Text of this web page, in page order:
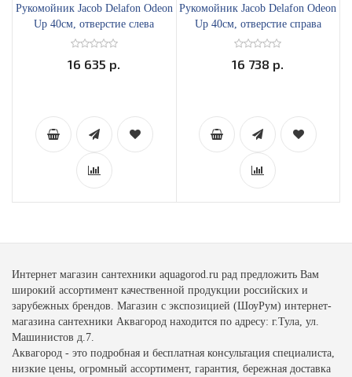
Рукомойник Jacob Delafon Odeon
Up 40см, отверстие слева
16 635 р.
Рукомойник Jacob Delafon Odeon
Up 40см, отверстие справа
16 738 р.
Интернет магазин сантехники aquagorod.ru рад предложить Вам
широкий ассортимент качественной продукции российских и
зарубежных брендов. Магазин с экспозицией (ШоуРум) интернет-
магазина сантехники Аквагород находится по адресу: г.Тула, ул.
Машинистов д.7.
Аквагород - это подробная и бесплатная консультация специалиста,
низкие цены, огромный ассортимент, гарантия, бережная доставка